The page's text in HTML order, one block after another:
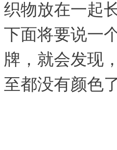
织物放在一起
下面将要说一
牌，就会发现
至都没有颜色